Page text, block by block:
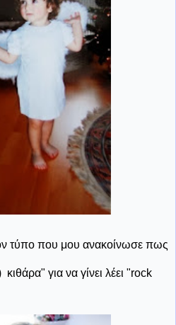
τύπο που μου ανακοίνωσε πως
για να γίνει λέει "rock